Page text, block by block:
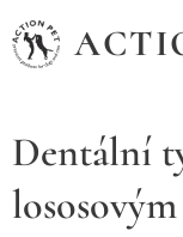
Dentální